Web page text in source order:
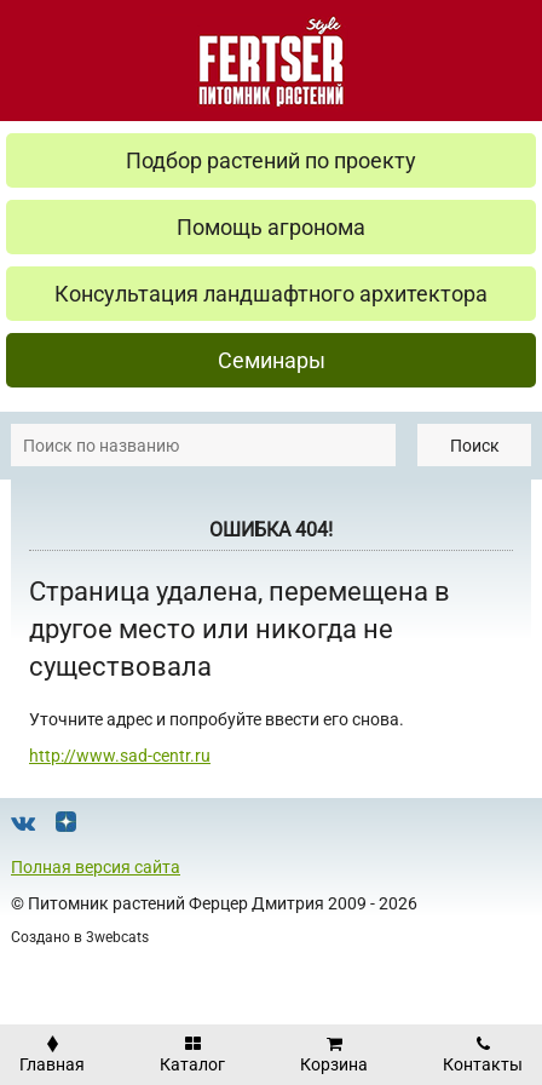
Подбор растений по проекту
Помощь агронома
Консультация ландшафтного архитектора
Семинары
Поиск
ОШИБКА 404!
Страница удалена, перемещена в
другое место или никогда не
существовала
Уточните адрес и попробуйте ввести его снова.
http://www.sad-centr.ru
Полная версия сайта
© Питомник растений Ферцер Дмитрия 2009 - 2026
Создано в 3webcats
Главная Каталог Корзина Контакты